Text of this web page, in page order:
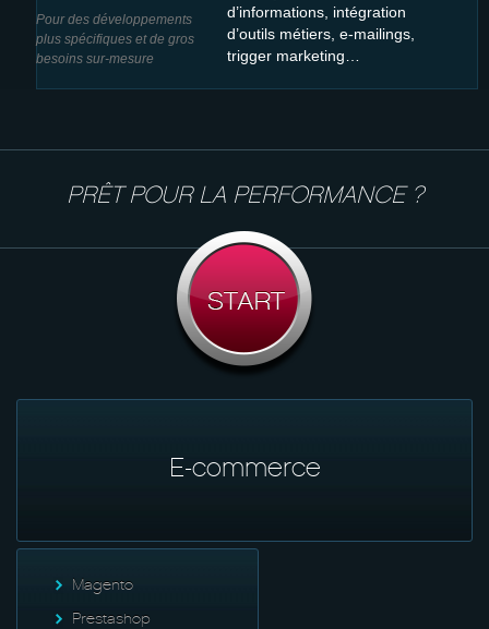
Pour des développements
plus spécifiques et de gros
besoins sur-mesure
d’informations, intégration
d’outils métiers, e-mailings,
trigger marketing…
PRÊT POUR LA PERFORMANCE ?
E-commerce
Magento
Prestashop